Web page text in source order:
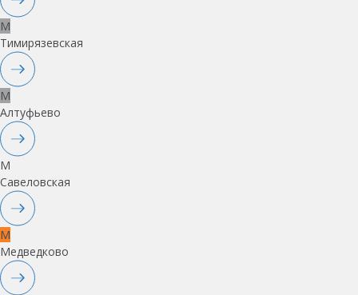
M
Тимирязевская
M
Алтуфьево
M
Савеловская
M
Медведково